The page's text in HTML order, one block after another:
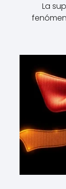
La